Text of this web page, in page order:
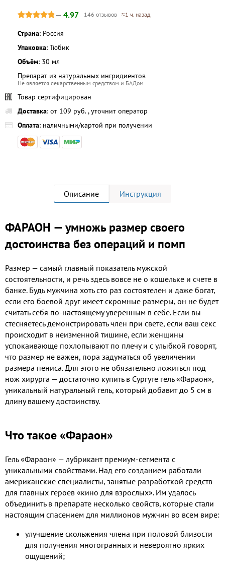
— 4.97 146 отзывов ≈1 ч. назад
Страна: Россия
Упаковка: Тюбик
Объём: 30 мл
Препарат из натуральных ингридиентов
Не является лекарственным средством и БАДом
Товар сертифицирован
Доставка: от 109 руб. , уточнит оператор
Оплата: наличными/картой при получении
Описание Инструкция
ФАРАОН — умножь размер своего
достоинства без операций и помп
Размер — самый главный показатель мужской
состоятельности, и речь здесь вовсе не о кошельке и счете в
банке. Будь мужчина хоть сто раз состоятелен и даже богат,
если его боевой друг имеет скромные размеры, он не будет
считать себя по-настоящему уверенным в себе. Если вы
стесняетесь демонстрировать член при свете, если ваш секс
происходит в неизменной тишине, если женщины
успокаивающе похлопывают по плечу и с улыбкой говорят,
что размер не важен, пора задуматься об увеличении
размера пениса. Для этого не обязательно ложиться под
нож хирурга — достаточно купить в Сургуте гель «Фараон»,
уникальный натуральный гель, который добавит до 5 см в
длину вашему достоинству.
Что такое «Фараон»
Гель «Фараон» — лубрикант премиум-сегмента с
уникальными свойствами. Над его созданием работали
американские специалисты, занятые разработкой средств
для главных героев «кино для взрослых». Им удалось
объединить в препарате несколько свойств, которые стали
настоящим спасением для миллионов мужчин во всем вире:
улучшение скольжения члена при половой близости
для получения многогранных и невероятно ярких
ощущений;